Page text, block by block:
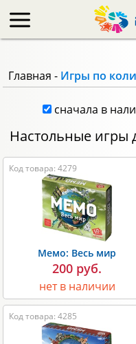
Главная - Игры по
сначала в
Настольные игры
Код товара: 4279
Мемо: Весь мир
200 руб.
нет в наличии
Код товара: 4285